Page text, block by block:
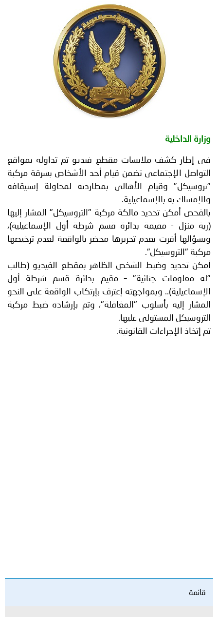
الإلكترونية
وفيديو
أصداء
إعلانات
بناالداخلية
كشف ملابسات مقطع فيديو تم تداوله بمواقع
الإجتماعى تضمن قيام أحد الأشخاص بسرقة مركبة
وقيام الأهالى بمطاردته لمحاولة إستيقافه
به بالإسماعيلية.
أمكن تحديد مالكة مركبة "التروسيكل" المشار إليها
منزل - مقيمة بدائرة قسم شرطة أول الإسماعيلية)،
أقرت بعدم تحريرها محضر بالواقعة لعدم ترخيصها
"التروسيكل".
تحديد وضبط الشخص الظاهر بمقطع الفيديو (طالب
معلومات جنائية" – مقيم بدائرة قسم شرطة أول
وبمواجهته إعترف بإرتكاب الواقعة على النحو
إليه بأسلوب "المغافلة"، وتم بإرشاده ضبط مركبة
المستولى عليها.
الإجراءات القانونية.